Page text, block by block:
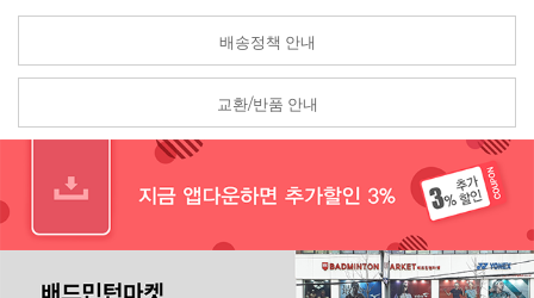
배송정책 안내
교환/반품 안내